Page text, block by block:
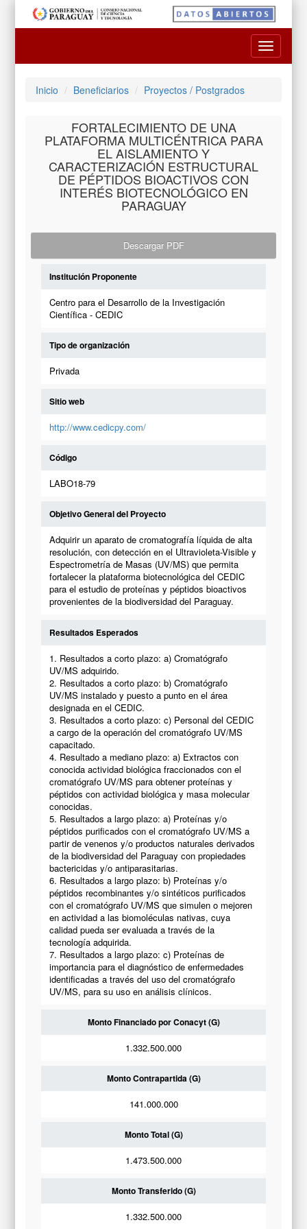
Toggle
Inicio Beneficiarios Proyectos / Postgrados
FORTALECIMIENTO DE UNA
PLATAFORMA MULTICÉNTRICA PARA
EL AISLAMIENTO Y
CARACTERIZACIÓN ESTRUCTURAL
DE PÉPTIDOS BIOACTIVOS CON
INTERÉS BIOTECNOLÓGICO EN
PARAGUAY
Descargar PDF
Institución Proponente
Centro para el Desarrollo de la Investigación
Científica - CEDIC
Tipo de organización
Privada
Sitio web
http://www.cedicpy.com/
Código
LABO18-79
Objetivo General del Proyecto
Adquirir un aparato de cromatografía líquida de alta
resolución, con detección en el Ultravioleta-Visible y
Espectrometría de Masas (UV/MS) que permita
fortalecer la plataforma biotecnológica del CEDIC
para el estudio de proteínas y péptidos bioactivos
provenientes de la biodiversidad del Paraguay.
Resultados Esperados
1. Resultados a corto plazo: a) Cromatógrafo
UV/MS adquirido.
2. Resultados a corto plazo: b) Cromatógrafo
UV/MS instalado y puesto a punto en el área
designada en el CEDIC.
3. Resultados a corto plazo: c) Personal del CEDIC
a cargo de la operación del cromatógrafo UV/MS
capacitado.
4. Resultado a mediano plazo: a) Extractos con
conocida actividad biológica fraccionados con el
cromatógrafo UV/MS para obtener proteínas y
péptidos con actividad biológica y masa molecular
conocidas.
5. Resultados a largo plazo: a) Proteínas y/o
péptidos purificados con el cromatógrafo UV/MS a
partir de venenos y/o productos naturales derivados
de la biodiversidad del Paraguay con propiedades
bactericidas y/o antiparasitarias.
6. Resultados a largo plazo: b) Proteínas y/o
péptidos recombinantes y/o sintéticos purificados
con el cromatógrafo UV/MS que simulen o mejoren
en actividad a las biomoléculas nativas, cuya
calidad pueda ser evaluada a través de la
tecnología adquirida.
7. Resultados a largo plazo: c) Proteínas de
importancia para el diagnóstico de enfermedades
identificadas a través del uso del cromatógrafo
UV/MS, para su uso en análisis clínicos.
Monto Financiado por Conacyt (G)
1.332.500.000
Monto Contrapartida (G)
141.000.000
Monto Total (G)
1.473.500.000
Monto Transferido (G)
1.332.500.000